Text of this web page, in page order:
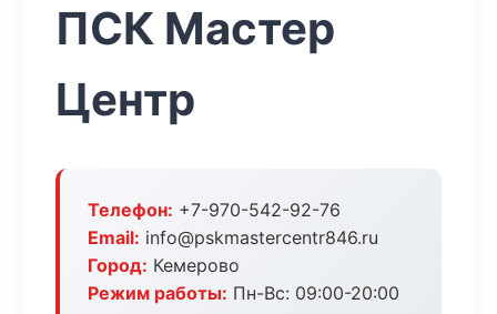
ПСК Мастер
Центр
Телефон: +7-970-542-92-76
Email: info@pskmastercentr846.ru
Город: Кемерово
Режим работы: Пн-Вс: 09:00-20:00